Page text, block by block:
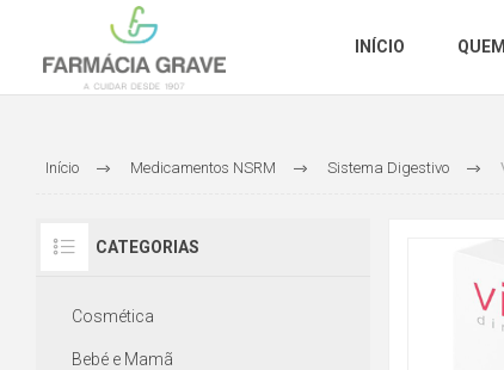
INÍCIO
Início Medicamentos NSRM Sistema Digestivo
CATEGORIAS
Cosmética
Bebé e Mamã